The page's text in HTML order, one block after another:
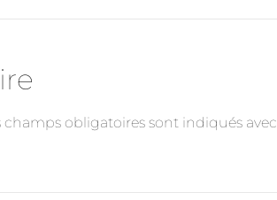
champs obligatoires sont indiqués avec